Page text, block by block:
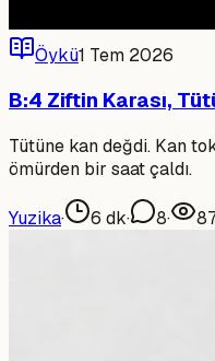
Öykü1 Tem 2026
B:4 Ziftin Karası,
Tütüne kan değdi. Kan
ömürden bir saat çaldı.
Yuzika· 6 dk· 8·